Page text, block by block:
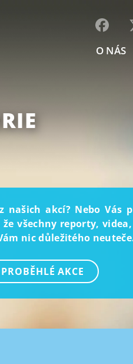
O NÁS
našich akcí? Nebo Vás
že všechny reporty,
nic důležitého
AKCE